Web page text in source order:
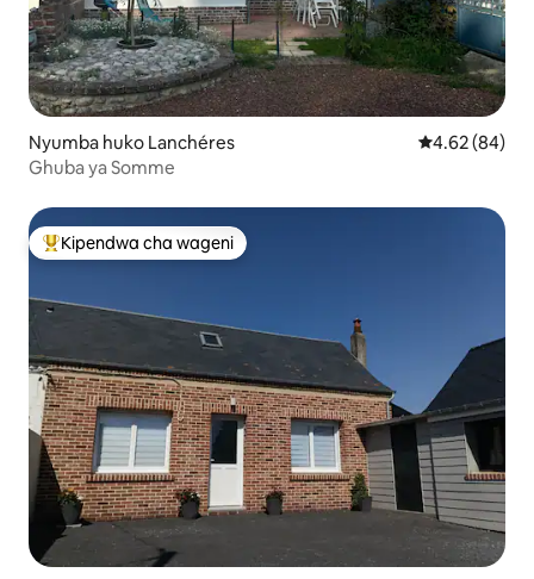
Nyumba huko Lanchéres Ukadiriaji wa
4.62 (84)
Ghuba ya Somme
Kipendwa maarufu cha wageni
Kipendwa cha wageni